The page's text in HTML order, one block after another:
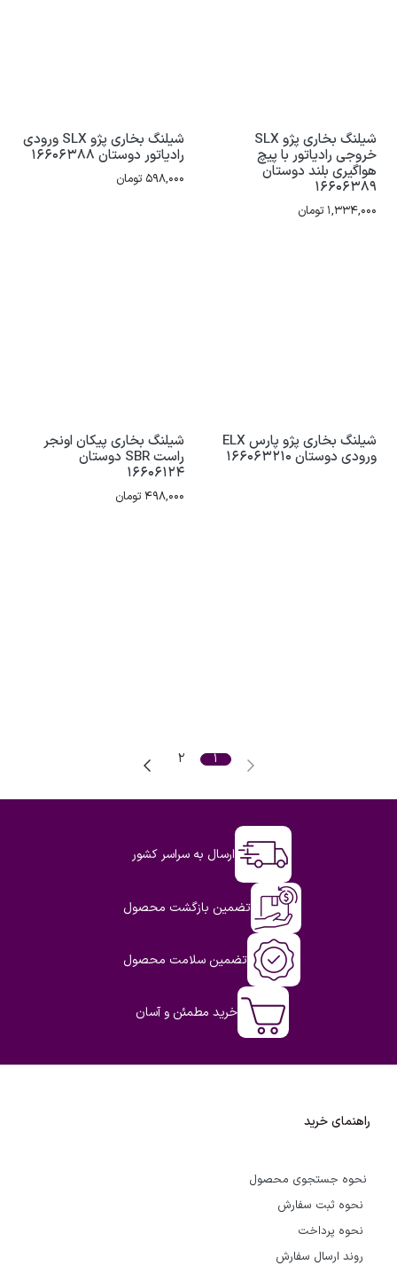
شیلنگ بخاری پژو SLX
خروجی رادیاتور با پیچ
هواگیری بلند دوستان
16606389
1,334,000 تومان
شیلنگ بخاری پژو SLX ورودی
رادیاتور دوستان 16606388
598,000 تومان
شیلنگ بخاری پژو پارس ELX
ورودی دوستان 166063210
شیلنگ بخاری پیکان اونجر
راست SBR دوستان
16606124
498,000 تومان
1
2
ارسال به سراسر کشور
تضمین بازگشت محصول
تضمین سلامت محصول
خرید مطمئن و آسان
راهنمای خرید
نحوه جستجوی محصول
نحوه ثبت سفارش
نحوه پرداخت
روند ارسال سفارش